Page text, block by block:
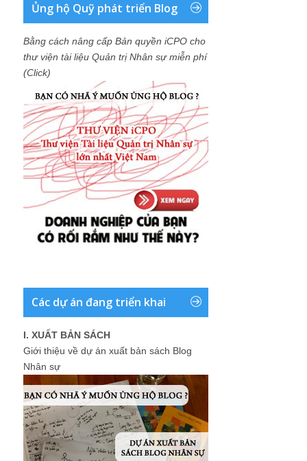
Ủng hộ Quỹ phát triển Blog
Bằng cách nâng cấp Bản quyền iCPO cho
thư viện tài liệu Quản trị Nhân sự miễn phí
(Click)
Các dự án đang triển khai
I. XUẤT BẢN SÁCH
Giới thiệu về dự án xuất bản sách Blog
Nhân sự